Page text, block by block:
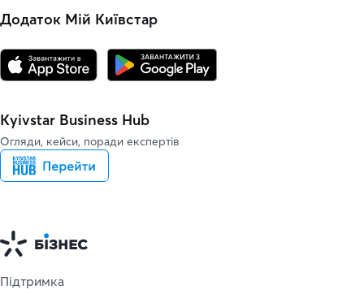
Додаток Мій Київстар
Kyivstar Business Hub
Огляди, кейси, поради експертів
Підтримка